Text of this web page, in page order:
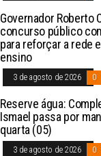
Governador Roberto
concurso público
para reforçar a rede
ensino
3 de agosto de 2026 0
Reserve água:
Ismael passa por
quarta (05)
3 de agosto de 2026 0